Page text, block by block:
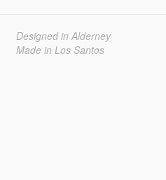
Designed in Alderney
Made in Los Santos